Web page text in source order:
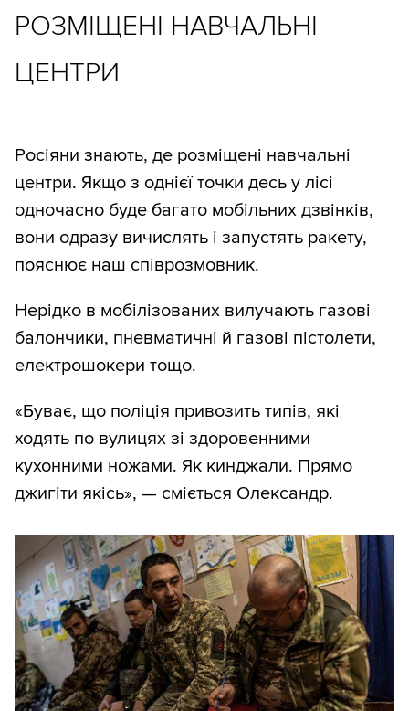
РОЗМІЩЕНІ НАВЧАЛЬНІ
ЦЕНТРИ
Росіяни знають, де розміщені навчальні
центри. Якщо з однієї точки десь у лісі
одночасно буде багато мобільних дзвінків,
вони одразу вичислять і запустять ракету,
пояснює наш співрозмовник.
Нерідко в мобілізованих вилучають газові
балончики, пневматичні й газові пістолети,
електрошокери тощо.
«Буває, що поліція привозить типів, які
ходять по вулицях зі здоровенними
кухонними ножами. Як кинджали. Прямо
джигіти якісь», — сміється Олександр.